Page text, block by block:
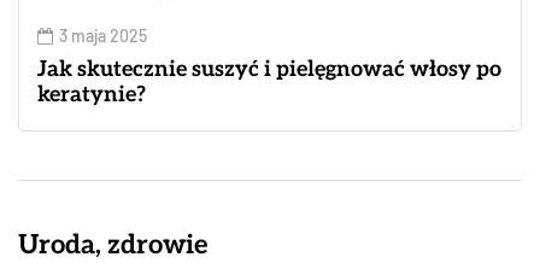
3 maja 2025
Jak skutecznie suszyć i pielęgnować włosy po
keratynie?
Uroda, zdrowie